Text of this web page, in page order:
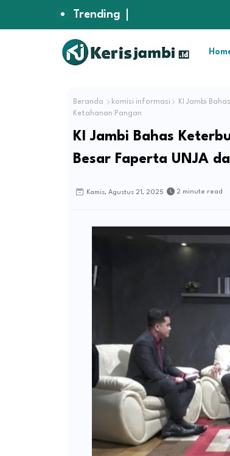
Trending
Beranda komisi informasi
KI Jambi
Ketahanan Pangan
KI Jambi Bahas
Besar Faperta UNJA
Kamis, Agustus 21, 2025 2 minute read